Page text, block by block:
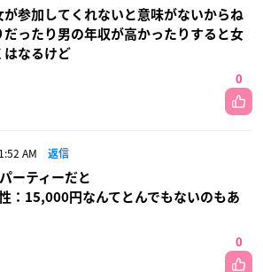
が参加してくれないと意味がないからね
ったり男の年収が高かったりすると女
はなるけど
0
AM 返信
ーティーだと
：15,000円なんてとんでもないのもあ
0